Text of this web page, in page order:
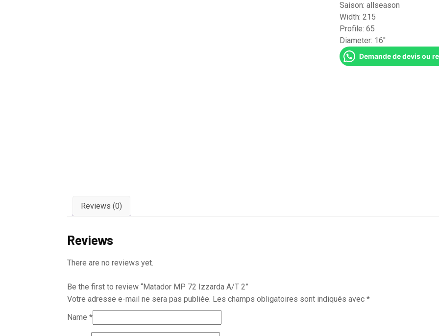
Saison:allseason
Width:215
Profile:65
Diameter: 16''
Demande de devis ou
Reviews (0)
Reviews
There are no reviews yet.
Be the first to review “Matador MP 72 Izzarda A/T 2”
Votre adresse e-mail ne sera pas publiée. Les champs obligatoires sont indiqués avec *
Name *